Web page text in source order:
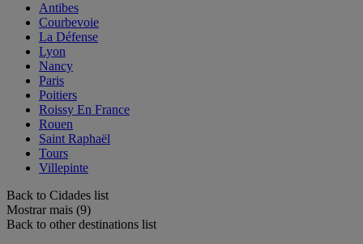
Antibes
Courbevoie
La Défense
Lyon
Nancy
Paris
Poitiers
Roissy En France
Rouen
Saint Raphaël
Tours
Villepinte
Back to Cidades list
Mostrar mais (9)
Back to other destinations list